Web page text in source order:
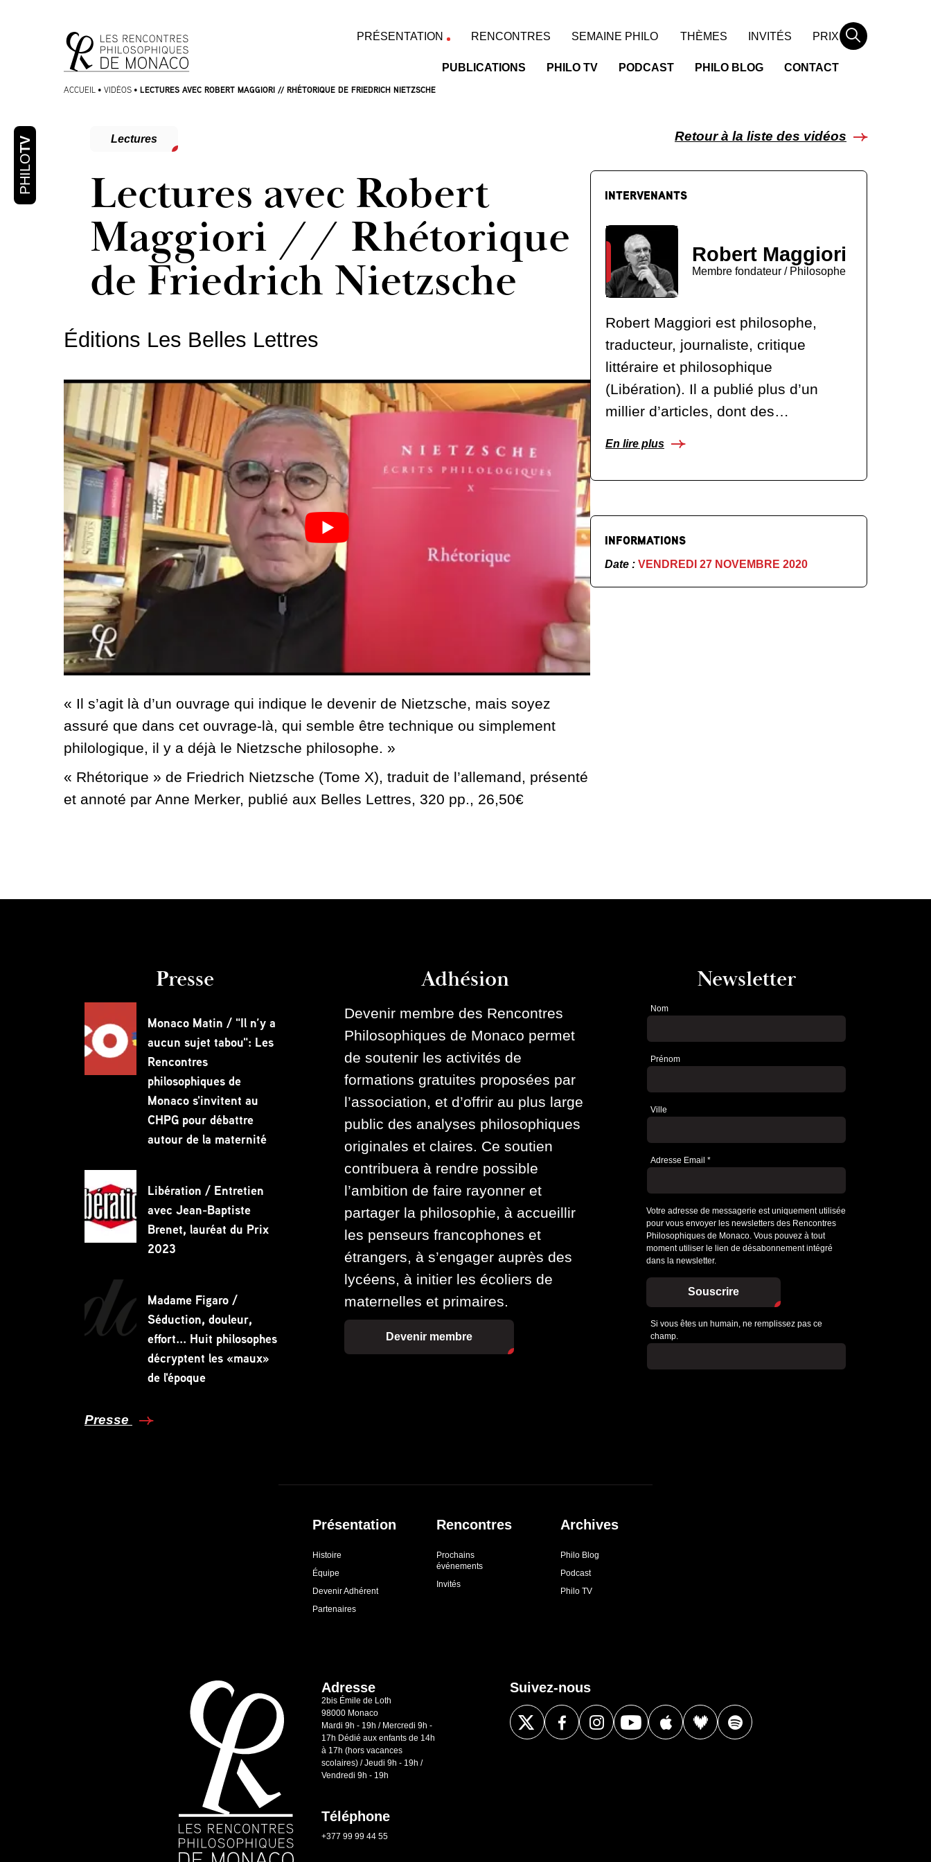
contenu
PRÉSENTATION RENCONTRES SEMAINE PHILO THÈMES INVITÉS PRIX
PUBLICATIONS PHILO TV PODCAST PHILO BLOG CONTACT
Rechercher
ACCUEIL • VIDÉOS • LECTURES AVEC ROBERT MAGGIORI // RHÉTORIQUE DE FRIEDRICH NIETZSCHE
Lectures
Lectures avec Robert
Maggiori // Rhétorique
de Friedrich Nietzsche
Éditions Les Belles Lettres
PHILO
TV
« Il s’agit là d’un ouvrage qui indique le devenir de Nietzsche, mais soyez
assuré que dans cet ouvrage-là, qui semble être technique ou simplement
philologique, il y a déjà le Nietzsche philosophe. »
« Rhétorique » de Friedrich Nietzsche (Tome X), traduit de l’allemand, présenté
et annoté par Anne Merker, publié aux Belles Lettres, 320 pp., 26,50€
Retour à la liste des vidéos
INTERVENANTS
Robert Maggiori
Membre fondateur / Philosophe
Robert Maggiori est philosophe,
traducteur, journaliste, critique
littéraire et philosophique
(Libération). Il a publié plus d’un
millier d’articles, dont des…
En lire plus
INFORMATIONS
Date : VENDREDI 27 NOVEMBRE 2020
Presse
Monaco Matin / "Il n’y a
aucun sujet tabou": Les
Rencontres
philosophiques de
Monaco s'invitent au
CHPG pour débattre
autour de la maternité
Libération / Entretien
avec Jean-Baptiste
Brenet, lauréat du Prix
2023
Madame Figaro /
Séduction, douleur,
effort... Huit philosophes
décryptent les «maux»
de l'époque
Presse
Adhésion
Devenir membre des Rencontres
Philosophiques de Monaco permet
de soutenir les activités de
formations gratuites proposées par
l’association, et d’offrir au plus large
public des analyses philosophiques
originales et claires. Ce soutien
contribuera à rendre possible
l’ambition de faire rayonner et
partager la philosophie, à accueillir
les penseurs francophones et
étrangers, à s’engager auprès des
lycéens, à initier les écoliers de
maternelles et primaires.
Devenir membre
Newsletter
Newsletter
Nom
Prénom
Ville
Adresse Email *
Votre adresse de messagerie est uniquement utilisée
pour vous envoyer les newsletters des Rencontres
Philosophiques de Monaco. Vous pouvez à tout
moment utiliser le lien de désabonnement intégré
dans la newsletter.
Souscrire
Si vous êtes un humain, ne remplissez pas ce
champ.
Présentation
Histoire
Équipe
Devenir Adhérent
Partenaires
Rencontres
Prochains
événements
Invités
Archives
Philo Blog
Podcast
Philo TV
Adresse
2bis Émile de Loth
98000 Monaco
Mardi 9h - 19h / Mercredi 9h -
17h Dédié aux enfants de 14h
à 17h (hors vacances
scolaires) / Jeudi 9h - 19h /
Vendredi 9h - 19h
Téléphone
+377 99 99 44 55
Suivez-nous